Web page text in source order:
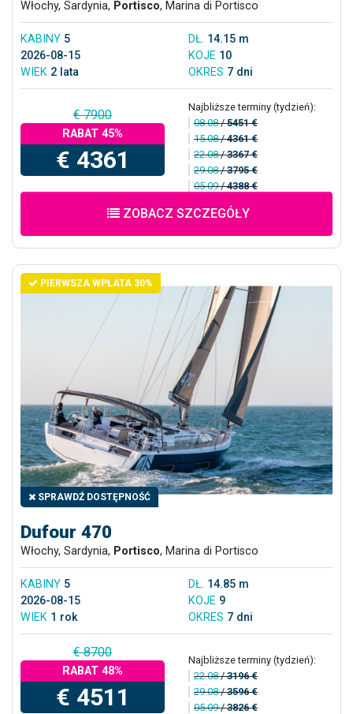
Włochy, Sardynia, Portisco, Marina di Portisco
KABINY 5 DŁ. 14.15 m
2026-08-15
KOJE 10
WIEK 2 lata OKRES 7 dni
€ 7900
RABAT 45%
€ 4361
Najbliższe terminy (tydzień):
08.08/5451 €
15.08/4361 €
22.08/3367 €
29.08/3795 €
05.09/4388 €
ZOBACZ SZCZEGÓŁY
PIERWSZA WPŁATA 30%
SPRAWDŹ DOSTĘPNOŚĆ
Dufour 470
Włochy, Sardynia, Portisco, Marina di Portisco
KABINY 5 DŁ. 14.85 m
2026-08-15
KOJE 9
WIEK 1 rok OKRES 7 dni
€ 8700
RABAT 48%
€ 4511
Najbliższe terminy (tydzień):
22.08/3196 €
29.08/3596 €
05.09/3826 €